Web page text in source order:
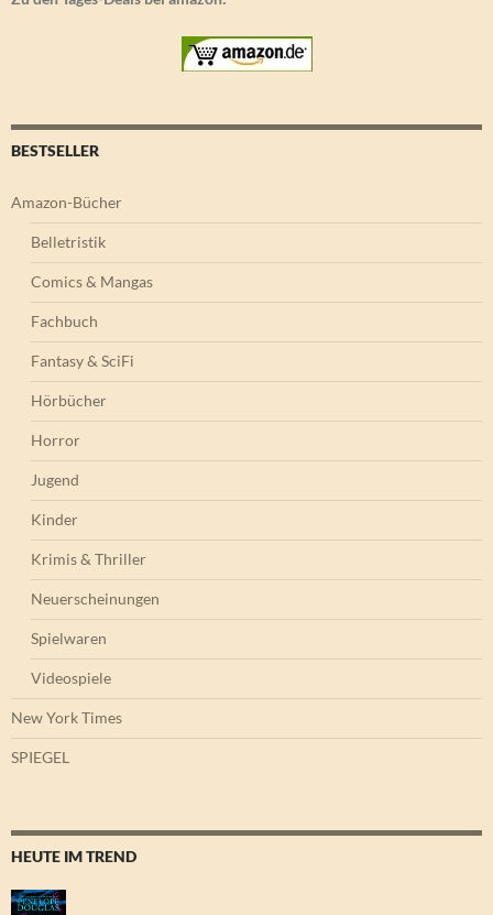
BESTSELLER
Amazon-Bücher
Belletristik
Comics & Mangas
Fachbuch
Fantasy & SciFi
Hörbücher
Horror
Jugend
Kinder
Krimis & Thriller
Neuerscheinungen
Spielwaren
Videospiele
New York Times
SPIEGEL
HEUTE IM TREND